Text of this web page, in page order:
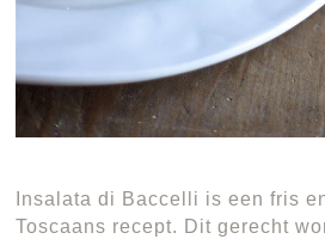
Insalata di Baccelli is een fris
Toscaans recept. Dit gerecht